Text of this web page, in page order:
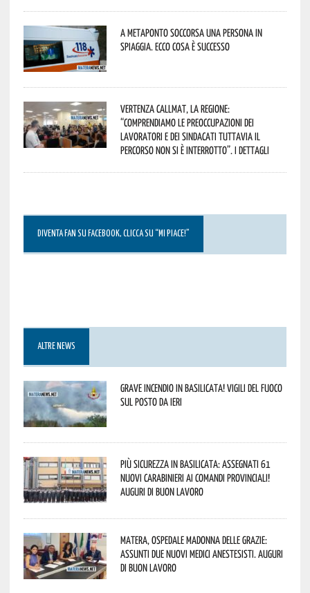
A Metaponto soccorsa una persona in
spiaggia. Ecco cosa è successo
Vertenza CallMat, la Regione:
“comprendiamo le preoccupazioni dei
lavoratori e dei sindacati tuttavia il
percorso non si è interrotto”. I dettagli
DIVENTA FAN SU FACEBOOK, CLICCA SU “MI PIACE!”
ALTRE NEWS
Grave incendio in Basilicata! Vigili del fuoco
sul posto da ieri
Più sicurezza in Basilicata: assegnati 61
nuovi Carabinieri ai Comandi provinciali!
Auguri di buon lavoro
Matera, Ospedale Madonna delle Grazie:
assunti due nuovi medici anestesisti. Auguri
di buon lavoro